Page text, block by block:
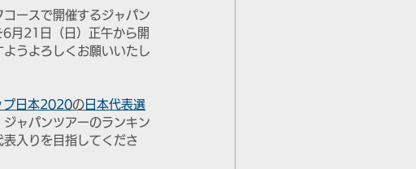
ースで開催するジャパン
21日（日）正午から開
うよろしくお願いいたし
プ日本2020の 日本代表選
ジャパンツアーのランキン
入りを目指してくださ